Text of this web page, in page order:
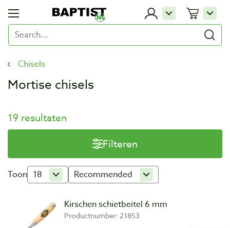
Chisels
Mortise chisels
19 resultaten
Filteren
Toon 18 Recommended
Kirschen schietbeitel 6 mm
Productnumber: 21853